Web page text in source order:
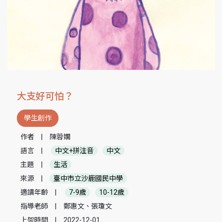
大支好可怕？
學生創作
作者
陳蓉嫺
語言
中文+拼注音
中文
主題
生活
來源
臺中市立沙鹿國民中學
適讀年齡
7-9歲
10-12歲
指導老師
鄭惠文、張瓊文
上架時間
2022-12-01